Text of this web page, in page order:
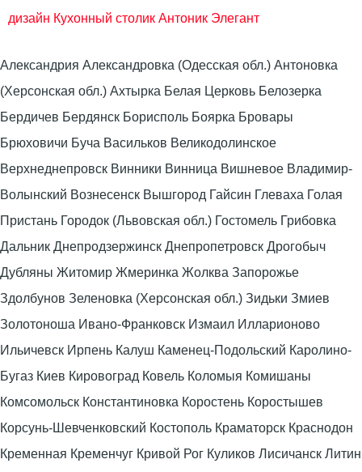
дизайн Кухонный столик Антоник Элегант
Александрия Александровка (Одесская обл.) Антоновка
(Херсонская обл.) Ахтырка Белая Церковь Белозерка
Бердичев Бердянск Борисполь Боярка Бровары
Брюховичи Буча Васильков Великодолинское
Верхнеднепровск Винники Винница Вишневое Владимир-
Волынский Вознесенск Вышгород Гайсин Глеваха Голая
Пристань Городок (Львовская обл.) Гостомель Грибовка
Дальник Днепродзержинск Днепропетровск Дрогобыч
Дубляны Житомир Жмеринка Жолква Запорожье
Здолбунов Зеленовка (Херсонская обл.) Зидьки Змиев
Золотоноша Ивано-Франковск Измаил Илларионово
Ильичевск Ирпень Калуш Каменец-Подольский Каролино-
Бугаз Киев Кировоград Ковель Коломыя Комишаны
Комсомольск Константиновка Коростень Коростышев
Корсунь-Шевченковский Костополь Краматорск Краснодон
Кременная Кременчуг Кривой Рог Куликов Лисичанск Литин